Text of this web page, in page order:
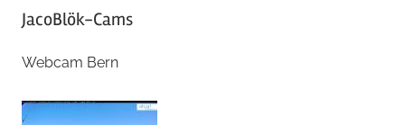
JacoBlök-Cams
Webcam Bern